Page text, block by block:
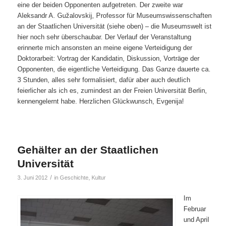
eine der beiden Opponenten aufgetreten. Der zweite war
Aleksandr A. Gužalovskij, Professor für Museumswissenschaften
an der Staatlichen Universität (siehe oben) – die Museumswelt ist
hier noch sehr überschaubar. Der Verlauf der Veranstaltung
erinnerte mich ansonsten an meine eigene Verteidigung der
Doktorarbeit: Vortrag der Kandidatin, Diskussion, Vorträge der
Opponenten, die eigentliche Verteidigung. Das Ganze dauerte ca.
3 Stunden, alles sehr formalisiert, dafür aber auch deutlich
feierlicher als ich es, zumindest an der Freien Universität Berlin,
kennengelernt habe. Herzlichen Glückwunsch, Evgenija!
Gehälter an der Staatlichen
Universität
3. Juni 2012 / in Geschichte, Kultur
Im
Februar
und April